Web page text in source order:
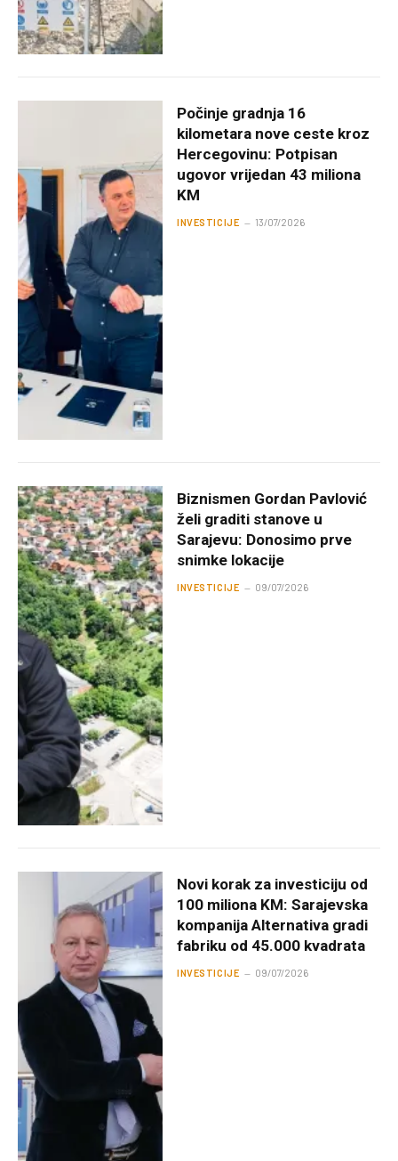
Počinje gradnja 16
kilometara nove ceste kroz
Hercegovinu: Potpisan
ugovor vrijedan 43 miliona
KM
INVESTICIJE 13/07/2026
Biznismen Gordan Pavlović
želi graditi stanove u
Sarajevu: Donosimo prve
snimke lokacije
INVESTICIJE 09/07/2026
Novi korak za investiciju od
100 miliona KM: Sarajevska
kompanija Alternativa gradi
fabriku od 45.000 kvadrata
INVESTICIJE 09/07/2026